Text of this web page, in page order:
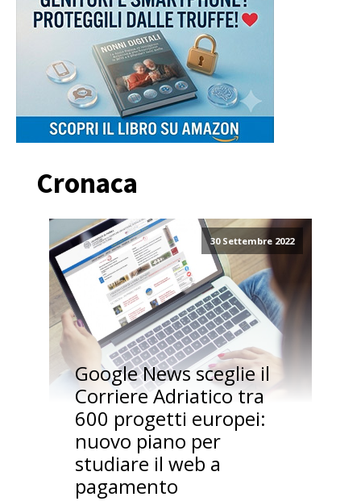
Cronaca
30 Settembre 2022
Google News sceglie il
Corriere Adriatico tra
600 progetti europei:
nuovo piano per
studiare il web a
pagamento